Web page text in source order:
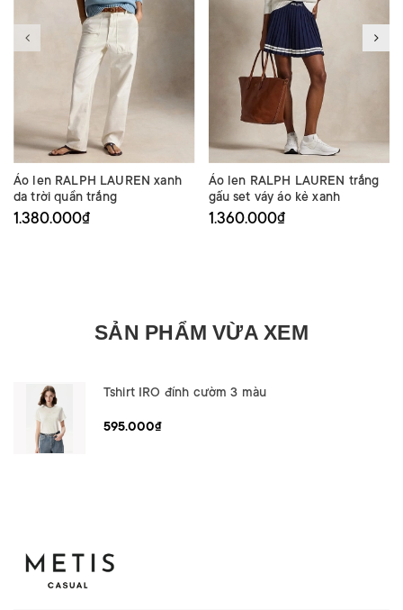
Áo len RALPH LAUREN xanh
da trời quần trắng
1.380.000₫
Áo len RALPH LAUREN trắng
gấu set váy áo kẻ xanh
1.360.000₫
SẢN PHẨM VỪA XEM
Tshirt IRO đính cườm 3 màu
595.000₫